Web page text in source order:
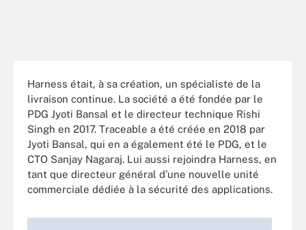
Harness était, à sa création, un spécialiste de la
livraison continue. La société a été fondée par le
PDG Jyoti Bansal et le directeur technique Rishi
Singh en 2017. Traceable a été créée en 2018 par
Jyoti Bansal, qui en a également été le PDG, et le
CTO Sanjay Nagaraj. Lui aussi rejoindra Harness, en
tant que directeur général d’une nouvelle unité
commerciale dédiée à la sécurité des applications.